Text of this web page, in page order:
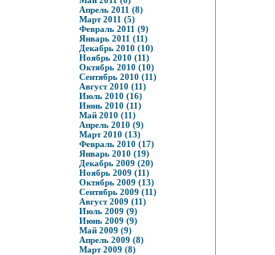
Апрель 2011 (8)
Март 2011 (5)
Февраль 2011 (9)
Январь 2011 (11)
Декабрь 2010 (10)
Ноябрь 2010 (11)
Октябрь 2010 (10)
Сентябрь 2010 (11)
Август 2010 (11)
Июль 2010 (16)
Июнь 2010 (11)
Май 2010 (11)
Апрель 2010 (9)
Март 2010 (13)
Февраль 2010 (17)
Январь 2010 (19)
Декабрь 2009 (20)
Ноябрь 2009 (11)
Октябрь 2009 (13)
Сентябрь 2009 (11)
Август 2009 (11)
Июль 2009 (9)
Июнь 2009 (9)
Май 2009 (9)
Апрель 2009 (8)
Март 2009 (8)